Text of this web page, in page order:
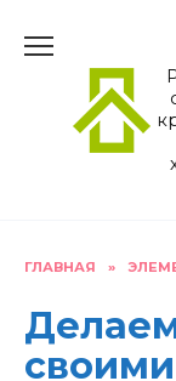
содержанию
ГЛАВНАЯ »